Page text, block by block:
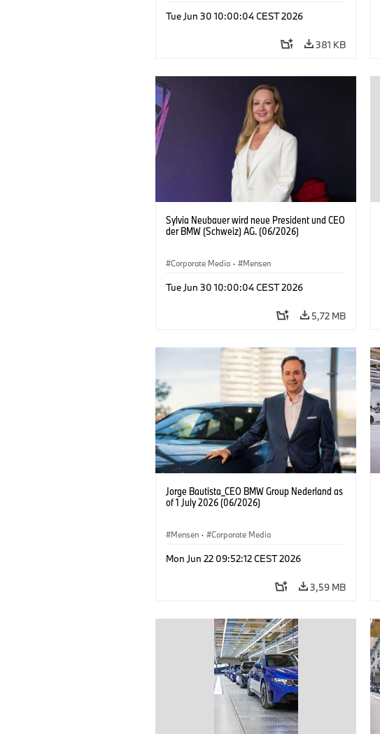
Tue Jun 30 10:00:04 CEST 2026
381 KB
Sylvia Neubauer wird neue President und CEO
der BMW (Schweiz) AG. (06/2026)
Corporate Media · Mensen
Tue Jun 30 10:00:04 CEST 2026
5,72 MB
Jorge Bautista_CEO BMW Group Nederland as
of 1 July 2026 (06/2026)
Mensen · Corporate Media
Mon Jun 22 09:52:12 CEST 2026
3,59 MB